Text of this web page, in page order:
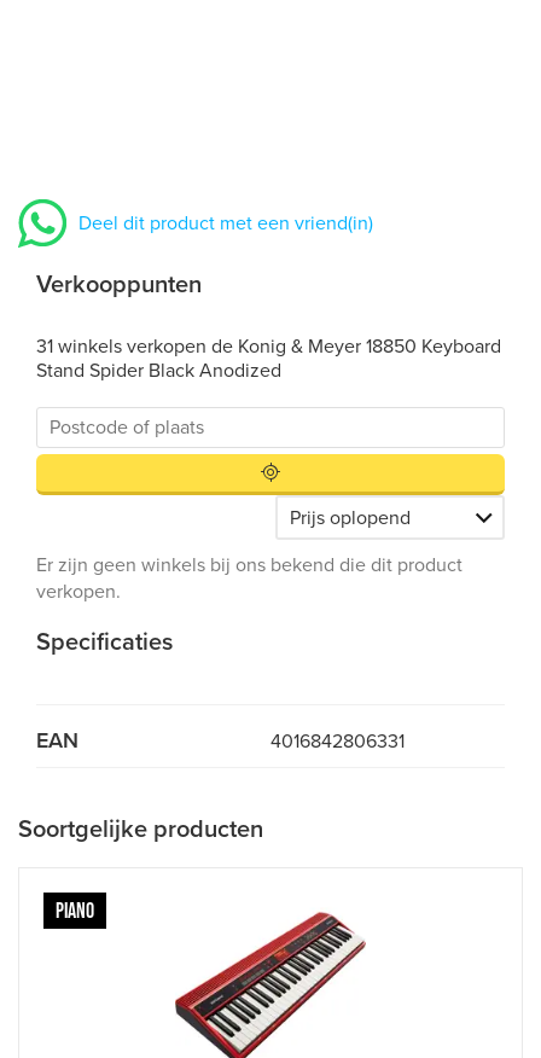
Deel dit product met een vriend(in)
Verkooppunten
31 winkels verkopen de Konig & Meyer 18850 Keyboard
Stand Spider Black Anodized
Er zijn geen winkels bij ons bekend die dit product
verkopen.
Specificaties
EAN 4016842806331
Soortgelijke producten
PIANO